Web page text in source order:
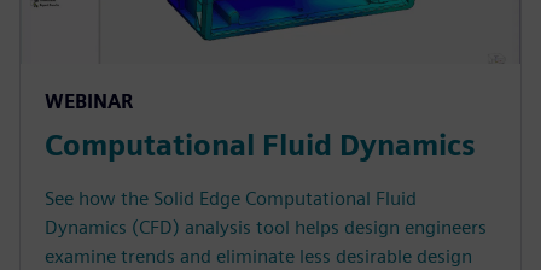
WEBINAR
Computational Fluid Dynamics
See how the Solid Edge Computational Fluid
Dynamics (CFD) analysis tool helps design engineers
examine trends and eliminate less desirable design